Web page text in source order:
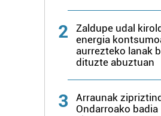
2
Zaldupe udal
energia
aurrezteko lanak
dituzte abuztuan
3
Arraunak
Ondarroako badia